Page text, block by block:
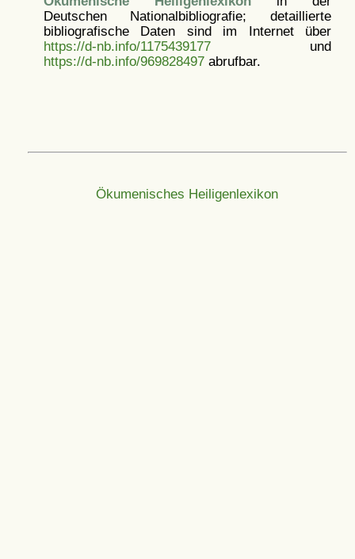
Deutschen Nationalbibliografie; detaillierte
bibliografische Daten sind im Internet über
https://d-nb.info/1175439177und
https://d-nb.info/969828497abrufbar.
Ökumenisches Heiligenlexikon